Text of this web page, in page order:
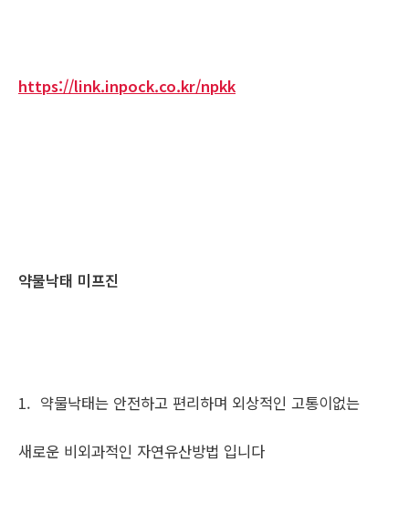
https://link.inpock.co.kr/npkk
약물낙태 미프진
1. 약물낙태는 안전하고 편리하며 외상적인 고통이없는
새로운 비외과적인 자연유산방법 입니다